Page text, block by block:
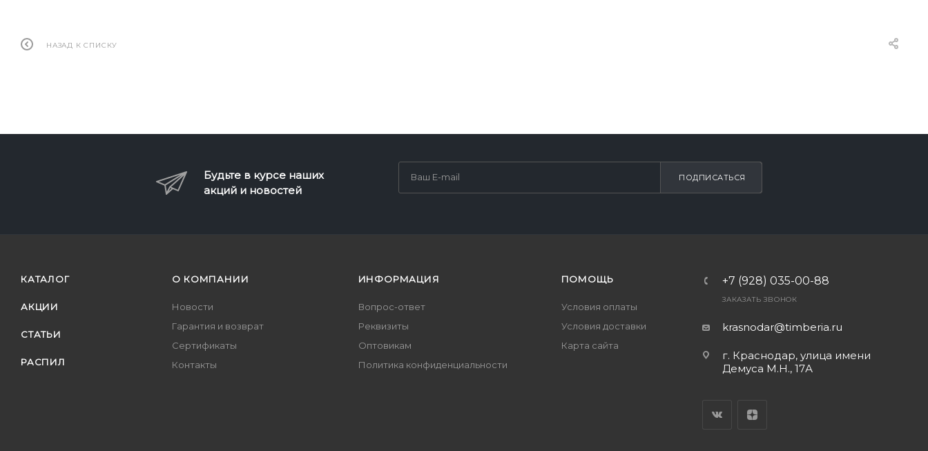
НАЗАД К СПИСКУ
Будьте в курсе наших
акций и новостей
ПОДПИСАТЬСЯ
КАТАЛОГ
АКЦИИ
СТАТЬИ
РАСПИЛ
О КОМПАНИИ
Новости
Гарантия и возврат
Сертификаты
Контакты
ИНФОРМАЦИЯ
Вопрос-ответ
Реквизиты
Оптовикам
Политика конфиденциальности
ПОМОЩЬ
Условия оплаты
Условия доставки
Карта сайта
+7 (928) 035-00-88
ЗАКАЗАТЬ ЗВОНОК
krasnodar@timberia.ru
г. Краснодар, улица имени
Демуса М.Н., 17А